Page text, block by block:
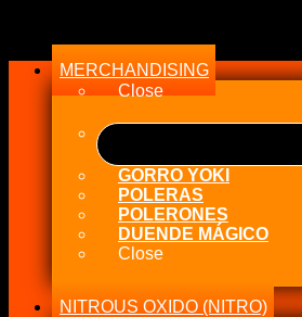
MERCHANDISING
Close
GORRO YOKI
POLERAS
POLERONES
DUENDE MÁGICO
Close
NITROUS OXIDO (NITRO)